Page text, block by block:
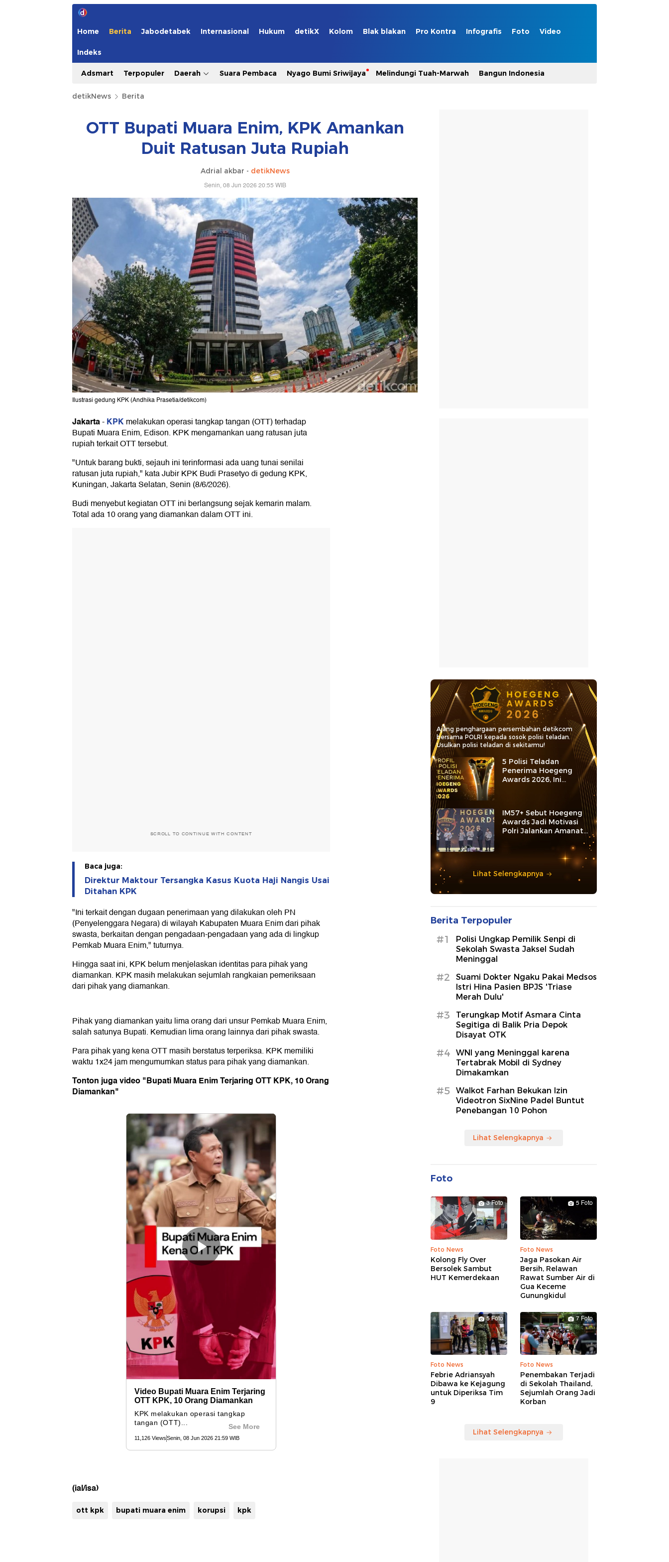
Home Berita Jabodetabek Internasional Hukum detikX Kolom Blak blakan Pro Kontra Infografis Foto Video
Indeks
Adsmart Terpopuler Daerah Suara Pembaca Nyago Bumi Sriwijaya Melindungi Tuah-Marwah Bangun Indonesia
detikNews Berita
OTT Bupati Muara Enim, KPK Amankan
Duit Ratusan Juta Rupiah
Adrial akbar - detikNews
Senin, 08 Jun 2026 20:55 WIB
Ilustrasi gedung KPK (Andhika Prasetia/detikcom)
Jakarta-KPKmelakukan operasi tangkap tangan (OTT) terhadap
Bupati Muara Enim, Edison. KPK mengamankan uang ratusan juta
rupiah terkait OTT tersebut.
"Untuk barang bukti, sejauh ini terinformasi ada uang tunai senilai
ratusan juta rupiah," kata Jubir KPK Budi Prasetyo di gedung KPK,
Kuningan, Jakarta Selatan, Senin (8/6/2026).
Budi menyebut kegiatan OTT ini berlangsung sejak kemarin malam.
Total ada 10 orang yang diamankan dalam OTT ini.
SCROLL TO CONTINUE WITH CONTENT
Baca juga:
Direktur Maktour Tersangka Kasus Kuota Haji Nangis Usai
Ditahan KPK
"Ini terkait dengan dugaan penerimaan yang dilakukan oleh PN
(Penyelenggara Negara) di wilayah Kabupaten Muara Enim dari pihak
swasta, berkaitan dengan pengadaan-pengadaan yang ada di lingkup
Pemkab Muara Enim," tuturnya.
Hingga saat ini, KPK belum menjelaskan identitas para pihak yang
diamankan. KPK masih melakukan sejumlah rangkaian pemeriksaan
dari pihak yang diamankan.
Pihak yang diamankan yaitu lima orang dari unsur Pemkab Muara Enim,
salah satunya Bupati. Kemudian lima orang lainnya dari pihak swasta.
Para pihak yang kena OTT masih berstatus terperiksa. KPK memiliki
waktu 1x24 jam mengumumkan status para pihak yang diamankan.
Tonton juga video "Bupati Muara Enim Terjaring OTT KPK, 10 Orang
Diamankan"
(ial/isa)
ott kpk bupati muara enim korupsi kpk
Ajang penghargaan persembahan detikcom
bersama POLRI kepada sosok polisi teladan.
Usulkan polisi teladan di sekitarmu!
5 Polisi Teladan
Penerima Hoegeng
Awards 2026, Ini
Kategori dan Kiprahnya
IM57+ Sebut Hoegeng
Awards Jadi Motivasi
Polri Jalankan Amanat
Lihat Selengkapnya
Berita Terpopuler
#1
Polisi Ungkap Pemilik Senpi di
Sekolah Swasta Jaksel Sudah
Meninggal
#2
Suami Dokter Ngaku Pakai Medsos
Istri Hina Pasien BPJS 'Triase
Merah Dulu'
#3
Terungkap Motif Asmara Cinta
Segitiga di Balik Pria Depok
Disayat OTK
#4
WNI yang Meninggal karena
Tertabrak Mobil di Sydney
Dimakamkan
#5
Walkot Farhan Bekukan Izin
Videotron SixNine Padel Buntut
Penebangan 10 Pohon
Lihat Selengkapnya
Foto
3 Foto
Foto News
Kolong Fly Over
Bersolek Sambut
HUT Kemerdekaan
5 Foto
Foto News
Jaga Pasokan Air
Bersih, Relawan
Rawat Sumber Air di
Gua Keceme
Gunungkidul
5 Foto
Foto News
Febrie Adriansyah
Dibawa ke Kejagung
untuk Diperiksa Tim
9
7 Foto
Foto News
Penembakan Terjadi
di Sekolah Thailand,
Sejumlah Orang Jadi
Korban
Lihat Selengkapnya